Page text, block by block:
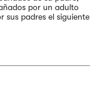
por un adulto
sus padres el siguiente